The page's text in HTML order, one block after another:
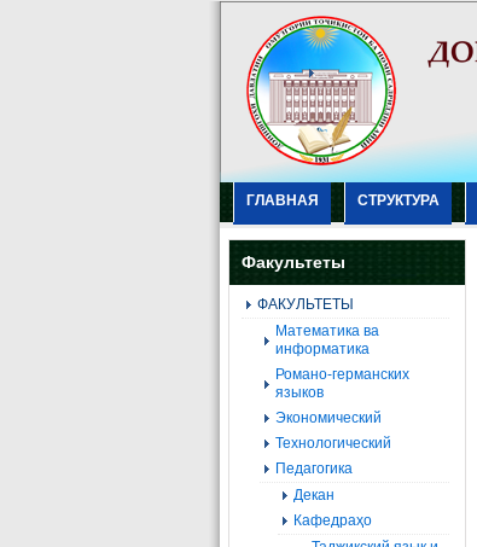
ГЛАВНАЯ СТРУКТУРА
Факультеты
ФАКУЛЬТЕТЫ
Mатематика ва
информатика
Романо-германских
языков
Экономический
Технологический
Педагогика
Декан
Кафедраҳо